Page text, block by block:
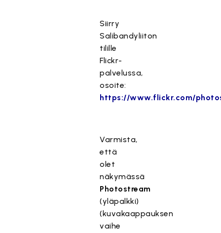
Siirry
Salibandyliiton
tilille
Flickr-
palvelussa,
osoite:
https://www.flickr.com/
Varmista,
että
olet
näkymässä
Photostream
(yläpalkki)
(kuvakaappauksen
vaihe